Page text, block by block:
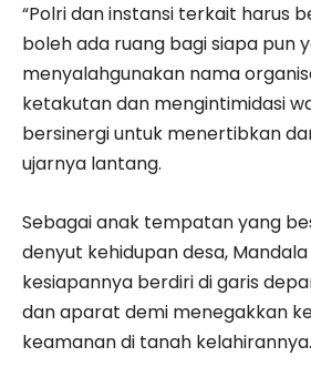
“Polri dan instansi terkait harus
boleh ada ruang bagi siapa pun
menyalahgunakan nama
ketakutan dan mengintimidasi
bersinergi untuk menertibkan
ujarnya lantang.
Sebagai anak tempatan yang
denyut kehidupan desa,
kesiapannya berdiri di garis
dan aparat demi menegakkan
keamanan di tanah kelahirannya.